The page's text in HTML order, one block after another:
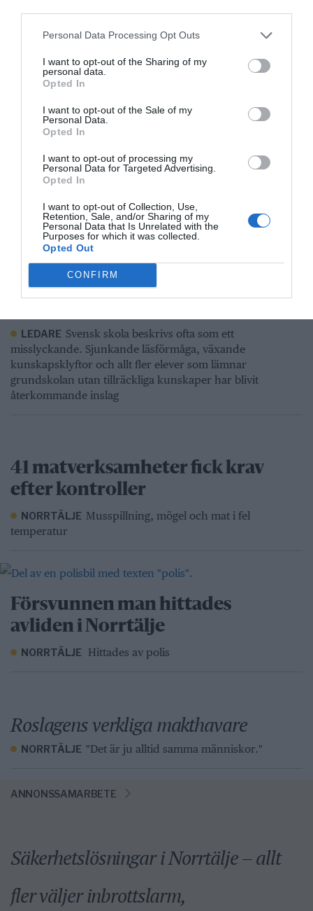
Personal Data Processing Opt Outs
I want to opt-out of the Sharing of my
personal data.
Opted In
I want to opt-out of the Sale of my
Personal Data.
Opted In
I want to opt-out of processing my
Personal Data for Targeted Advertising.
Opted In
I want to opt-out of Collection, Use,
Retention, Sale, and/or Sharing of my
Personal Data that Is Unrelated with the
Purposes for which it was collected.
Opted Out
CONFIRM
ANNONS
Norrtälje visar vägen: Fler elever
LEDARE Svensk skola beskrivs ofta som ett
misslyckande. Sjunkande läsförmåga, växande
kunskapsklyftor och allt fler elever som lämnar
grundskolan utan tillräckliga kunskaper har blivit
återkommande inslag
41 matverksamheter fick krav
efter kontroller
NORRTÄLJE Musspillning, mögel och mat i fel
temperatur
Försvunnen man hittades
avliden i Norrtälje
NORRTÄLJE Hittades av polis
Roslagens verkliga makthavare
NORRTÄLJE "Det är ju alltid samma människor."
ANNONSSAMARBETE
Säkerhetslösningar i Norrtälje – allt
fler väljer inbrottslarm,